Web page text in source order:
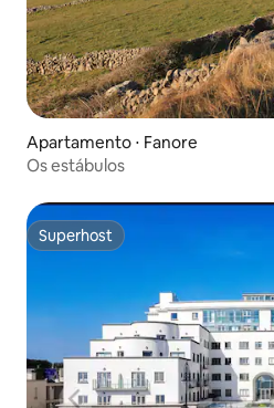
Apartamento ⋅ Fanore
Os estábulos
Superhost
Superhost